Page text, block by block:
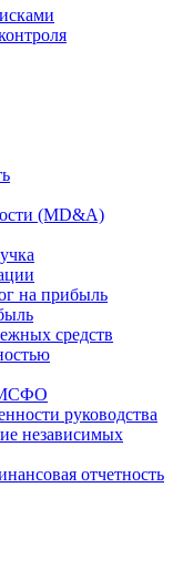
(MD&A)
на прибыль
средств
МСФО
руководства
независимых
отчетность